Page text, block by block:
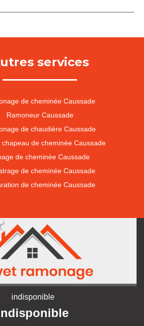
services
de cheminée Caussade
Ramoneur Caussade
de chaudière Caussade
chapeau de cheminée Caussade
de cheminée Caussade
de cheminée Caussade
de cheminée Caussade
indisponible